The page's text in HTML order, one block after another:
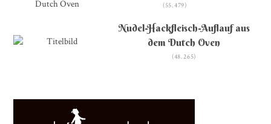
(55.479)
Nudel-Hackfleisch-Auflauf aus
dem Dutch Oven
(48.265)